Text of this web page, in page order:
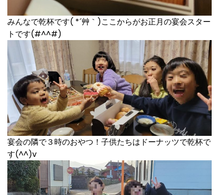
みんなで乾杯です( *´艸｀)ここからがお正月の宴会スター
トです(#^^#)
宴会の隣で３時のおやつ！子供たちはドーナッツで乾杯で
す(^^)v